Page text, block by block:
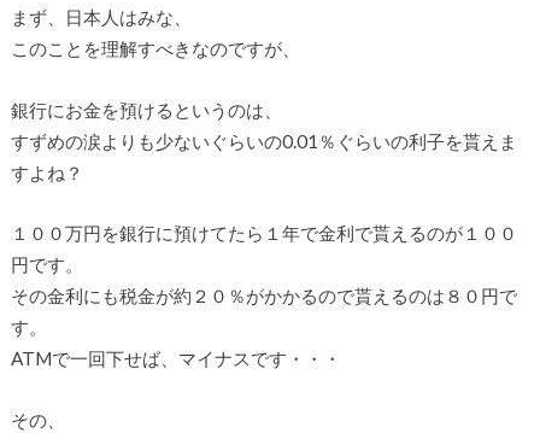
まず、日本人はみな、
このことを理解すべきなのですが、
銀行にお金を預けるというのは、
すずめの涙よりも少ないぐらいの0.01％ぐらいの利子を貰えま
すよね？
１００万円を銀行に預けてたら１年で金利で貰えるのが１００
円です。
その金利にも税金が約２０％がかかるので貰えるのは８０円で
す。
ATMで一回下せば、マイナスです・・・
その、